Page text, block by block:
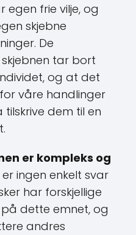
frie vilje, og
skjebne
De
tar bort
og at det
våre handlinger
dem til en
er kompleks og
ingen enkelt svar
har forskjellige
dette emnet, og
andres